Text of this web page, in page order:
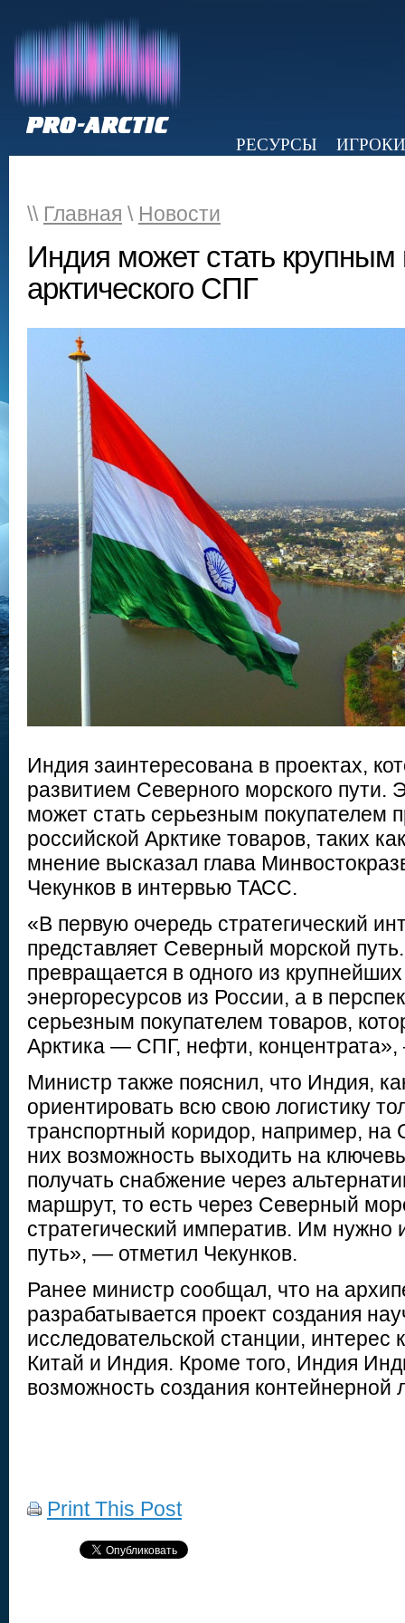
РЕСУРСЫ
ИГРОКИ
\\ Главная \ Новости
Индия может стать крупным
арктического СПГ
Индия заинтересована в проектах,
развитием Северного морского пути.
может стать серьезным покупателем
российской Арктике товаров, таких
мнение высказал глава
Чекунков в интервью ТАСС.
«В первую очередь стратегический
представляет Северный морской
превращается в одного из
энергоресурсов из России, а в
серьезным покупателем товаров,
Арктика — СПГ, нефти,
Министр также пояснил, что Индия,
ориентировать всю свою логистику
транспортный коридор, например, на
них возможность выходить на
получать снабжение через
маршрут, то есть через Северный
стратегический императив. Им нужно
путь», — отметил Чекунков.
Ранее министр сообщал, что на
разрабатывается проект создания
исследовательской станции, интерес
Китай и Индия. Кроме того, Индия
возможность создания
Print This Post